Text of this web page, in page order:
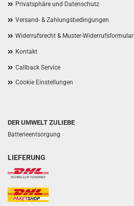
Privatsphäre und Datenschutz
Versand- & Zahlungsbedingungen
Widerrufsrecht & Muster-Widerrufsformular
Kontakt
Callback Service
Cookie Einstellungen
DER UMWELT ZULIEBE
Batterieentsorgung
LIEFERUNG